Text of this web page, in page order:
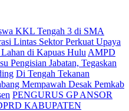
KKL Tengah 3 di SMA
Lintas Sektor Perkuat Upaya
di Kapuas Hulu AMPD
Pengisian Jabatan, Tegaskan
Di Tengah Tekanan
Mempawah Desak Pemkab
PENGURUS GP ANSOR
KABUPATEN